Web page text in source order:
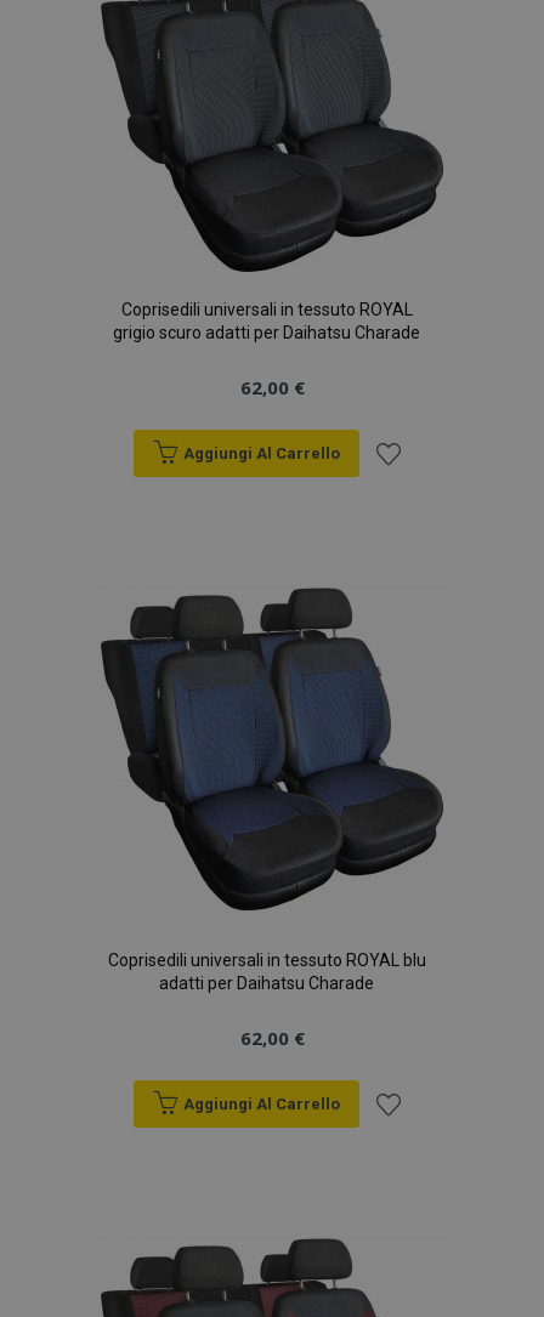
desideri
Coprisedili universali in tessuto ROYAL
grigio scuro adatti per Daihatsu Charade
62,00 €
Aggiungi Al Carrello
desideri
Coprisedili universali in tessuto ROYAL blu
adatti per Daihatsu Charade
62,00 €
Aggiungi Al Carrello
desideri